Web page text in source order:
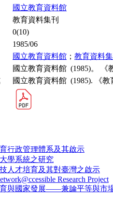
國立教育資料館
教育資料集刊
0(10)
1985/06
國立教育資料館 ； 教育資料集
國立教育資料館 (1985)。 《
國立教育資料館 (1985). 《教
行政管理體系及其啟示
學系統之研究
人才培育及其對臺灣之啟示
Research Project
與國家發展——兼論平等與市